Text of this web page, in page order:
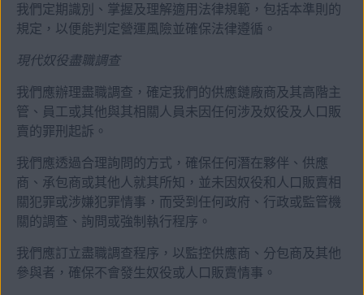
我們定期識別、掌握及理解適用法律規範，包括本準則的
規定，以便能判定營運風險並確保法律遵循。
現代奴役盡職調查
我們應辦理盡職調查，確定我們的供應鏈廠商及其高階主
管、員工或其他與其相關人員未因任何涉及奴役及人口販
賣的罪刑起訴。
我們應透過合理詢問的方式，確保任何潛在夥伴、供應
商、承包商或其他人就其所知，並未因奴役和人口販賣相
關犯罪或涉嫌犯罪情事，而受到任何政府、行政或監管機
關的調查、詢問或強制執行程序。
我們應訂立盡職調查程序，以監控供應商、分包商及其他
參與者，確保不會發生奴役或人口販賣情事。